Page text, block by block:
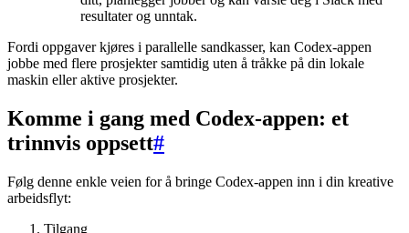
resultater og unntak.
Fordi oppgaver kjøres i parallelle sandkasser, kan Codex-appen
jobbe med flere prosjekter samtidig uten å tråkke på din lokale
maskin eller aktive prosjekter.
Komme i gang med Codex-appen: et
trinnvis oppsett#
Følg denne enkle veien for å bringe Codex-appen inn i din kreative
arbeidsflyt:
Tilgang